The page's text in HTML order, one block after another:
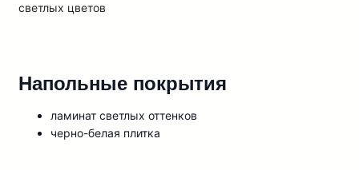
светлых цветов
Напольные покрытия
ламинат светлых оттенков
черно-белая плитка